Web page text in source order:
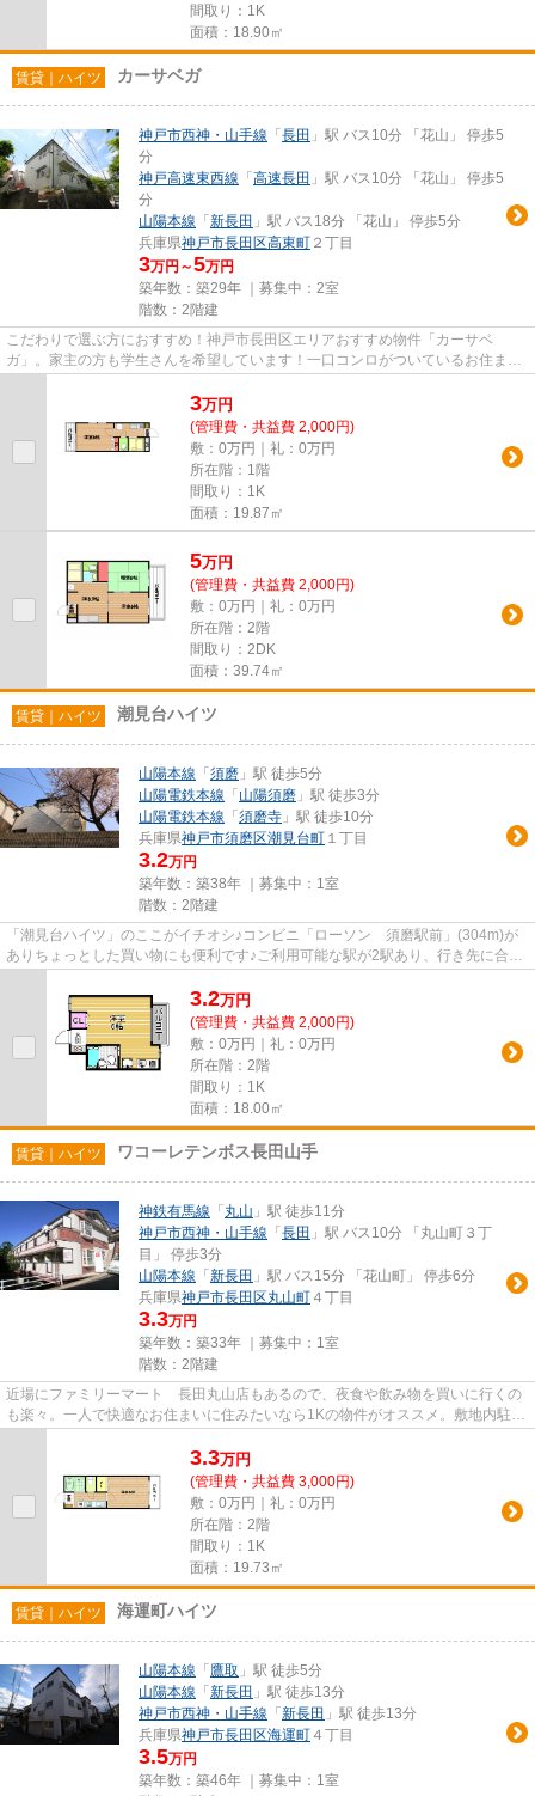
間取り：1K
面積：18.90㎡
賃貸｜ハイツ カーサベガ
神戸市西神・山手線 「 長田 」駅 バス10分 「花山」 停歩5
分
神戸高速東西線 「 高速長田 」駅 バス10分 「花山」 停歩5
分
山陽本線 「 新長田 」駅 バス18分 「花山」 停歩5分
兵庫県神戸市長田区高東町 ２丁目
3万円～5万円
築年数：築29年 ｜募集中： 2室
階数：2階建
こだわりで選ぶ方におすすめ！神戸市長田区エリアおすすめ物件「カーサベ
ガ」。家主の方も学生さんを希望しています！一口コンロがついているお住まい
3万円
(管理費・共益費 2,000円)
敷：0万円｜礼：0万円
所在階：1階
間取り：1K
面積：19.87㎡
5万円
(管理費・共益費 2,000円)
敷：0万円｜礼：0万円
所在階：2階
間取り：2DK
面積：39.74㎡
賃貸｜ハイツ 潮見台ハイツ
山陽本線 「 須磨 」駅 徒歩5分
山陽電鉄本線 「 山陽須磨 」駅 徒歩3分
山陽電鉄本線 「 須磨寺 」駅 徒歩10分
兵庫県神戸市須磨区潮見台町 １丁目
3.2万円
築年数：築38年 ｜募集中： 1室
階数：2階建
「潮見台ハイツ」のここがイチオシ♪コンビニ「ローソン 須磨駅前」(304m)が
ありちょっとした買い物にも便利です♪ご利用可能な駅が2駅あり、行き先に合わ
3.2万円
(管理費・共益費 2,000円)
敷：0万円｜礼：0万円
所在階：2階
間取り：1K
面積：18.00㎡
賃貸｜ハイツ ワコーレテンボス長田山手
神鉄有馬線 「 丸山 」駅 徒歩11分
神戸市西神・山手線 「 長田 」駅 バス10分 「丸山町３丁
目」 停歩3分
山陽本線 「 新長田 」駅 バス15分 「花山町」 停歩6分
兵庫県神戸市長田区丸山町 ４丁目
3.3万円
築年数：築33年 ｜募集中： 1室
階数：2階建
近場にファミリーマート 長田丸山店もあるので、夜食や飲み物を買いに行くの
も楽々。一人で快適なお住まいに住みたいなら1Kの物件がオススメ。敷地内駐車
3.3万円
(管理費・共益費 3,000円)
敷：0万円｜礼：0万円
所在階：2階
間取り：1K
面積：19.73㎡
賃貸｜ハイツ 海運町ハイツ
山陽本線 「 鷹取 」駅 徒歩5分
山陽本線 「 新長田 」駅 徒歩13分
神戸市西神・山手線 「 新長田 」駅 徒歩13分
兵庫県神戸市長田区海運町 ４丁目
3.5万円
築年数：築46年 ｜募集中： 1室